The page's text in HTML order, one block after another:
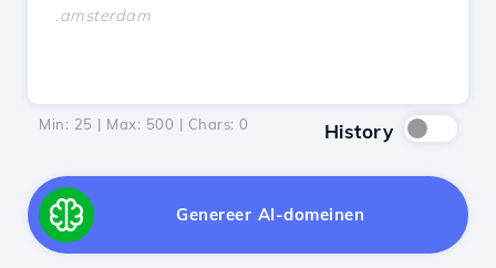
Min: 25 | Max: 500 | Chars: 0 History
Genereer AI-domeinen